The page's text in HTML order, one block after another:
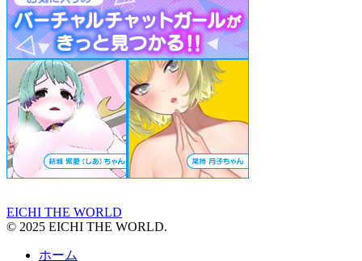
EICHI THE WORLD
© 2025 EICHI THE WORLD.
ホーム